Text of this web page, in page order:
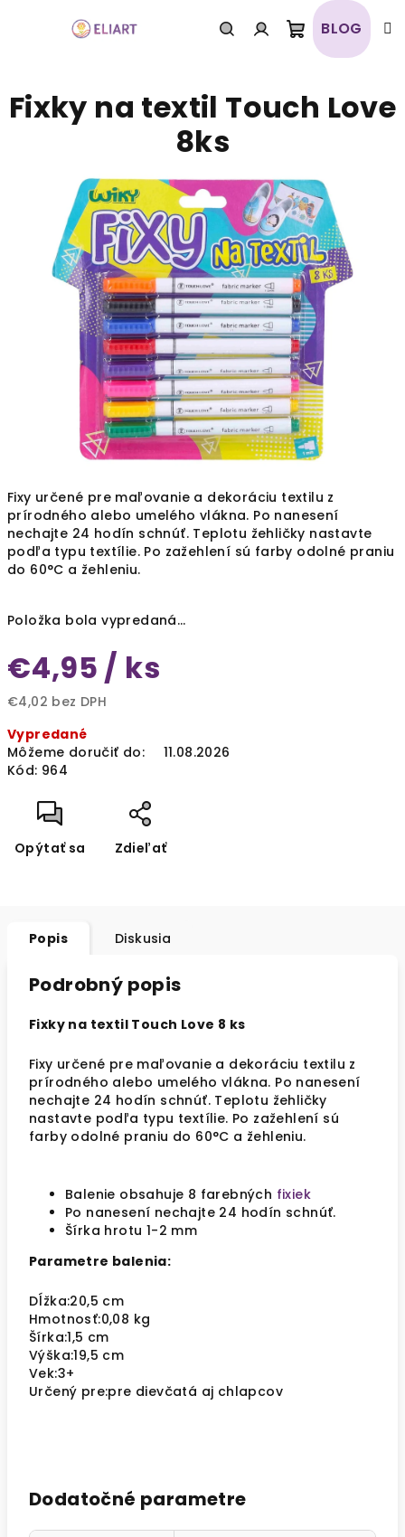
PrihlásenieNákupný
košík
BLOG
Fixy určené pre maľovanie a dekoráciu textilu z
prírodného alebo umelého vlákna. Po nanesení
nechajte 24 hodín schnúť. Teplotu žehličky nastavte
podľa typu textílie. Po zažehlení sú farby odolné praniu
do 60°C a žehleniu.
Položka bola vypredaná…
€4,95 / ks
€4,02 bez DPH
cena:
Vypredané
Môžeme doručiť do:
11.08.2026
Kód: 964
Opýtať sa Zdieľať
Fixky na textil Touch Love
8ks
Popis Diskusia
Podrobný popis
Fixky na textil Touch Love 8 ks
Fixy určené pre maľovanie a dekoráciu textilu z
prírodného alebo umelého vlákna. Po nanesení
nechajte 24 hodín schnúť. Teplotu žehličky
nastavte podľa typu textílie. Po zažehlení sú
farby odolné praniu do 60°C a žehleniu.
Balenie obsahuje 8 farebných fixiek
Po nanesení nechajte 24 hodín schnúť.
Šírka hrotu 1-2 mm
Parametre balenia:
Dĺžka:20,5 cm
Hmotnosť:0,08 kg
Šírka:1,5 cm
Výška:19,5 cm
Vek:3+
Určený pre:pre dievčatá aj chlapcov
Dodatočné parametre